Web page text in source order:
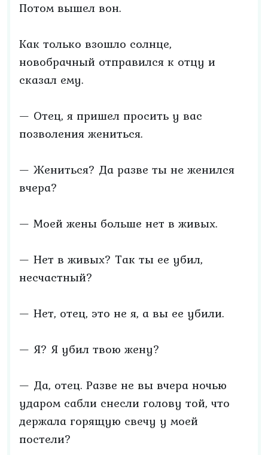
Потом вышел вон.
Как только взошло солнце,
новобрачный отправился к отцу и
сказал ему.
— Отец, я пришел просить у вас
позволения жениться.
— Жениться? Да разве ты не женился
вчера?
— Моей жены больше нет в живых.
— Нет в живых? Так ты ее убил,
несчастный?
— Нет, отец, это не я, а вы ее убили.
— Я? Я убил твою жену?
— Да, отец. Разве не вы вчера ночью
ударом сабли снесли голову той, что
держала горящую свечу у моей
постели?